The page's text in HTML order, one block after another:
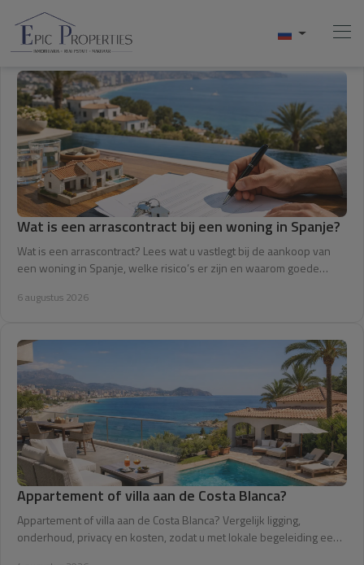
Начало
Купить
Продавать
АРЕНДА
О Нас
Info
Контакт
Wat is een arrascontract bij een woning in Spanje?
Wat is een arrascontract? Lees wat u vastlegt bij de aankoop van
een woning in Spanje, welke risico’s er zijn en waarom goede
6 augustus 2026
Appartement of villa aan de Costa Blanca?
Appartement of villa aan de Costa Blanca? Vergelijk ligging,
onderhoud, privacy en kosten, zodat u met lokale begeleiding een